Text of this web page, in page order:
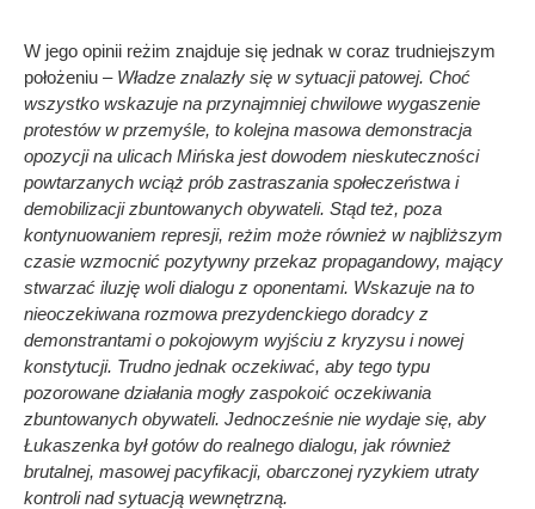
W jego opinii reżim znajduje się jednak w coraz trudniejszym
położeniu – Władze znalazły się w sytuacji patowej. Choć
wszystko wskazuje na przynajmniej chwilowe wygaszenie
protestów w przemyśle, to kolejna masowa demonstracja
opozycji na ulicach Mińska jest dowodem nieskuteczności
powtarzanych wciąż prób zastraszania społeczeństwa i
demobilizacji zbuntowanych obywateli. Stąd też, poza
kontynuowaniem represji, reżim może również w najbliższym
czasie wzmocnić pozytywny przekaz propagandowy, mający
stwarzać iluzję woli dialogu z oponentami. Wskazuje na to
nieoczekiwana rozmowa prezydenckiego doradcy z
demonstrantami o pokojowym wyjściu z kryzysu i nowej
konstytucji. Trudno jednak oczekiwać, aby tego typu
pozorowane działania mogły zaspokoić oczekiwania
zbuntowanych obywateli. Jednocześnie nie wydaje się, aby
Łukaszenka był gotów do realnego dialogu, jak również
brutalnej, masowej pacyfikacji, obarczonej ryzykiem utraty
kontroli nad sytuacją wewnętrzną.